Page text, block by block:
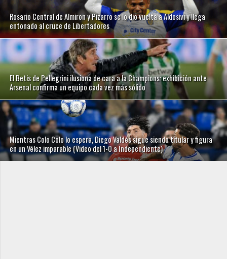
Rosario Central de Almiron y Pizarro se lo dio vuelta a Aldosivi y llega
entonado al cruce de Libertadores
El Betis de Pellegrini ilusiona de cara a la Champions: exhibición ante
Arsenal confirma un equipo cada vez más sólido
Mientras Colo Colo lo espera, Diego Valdés sigue siendo titular y figura
en un Vélez imparable (Video del 1-0 a Independiente)